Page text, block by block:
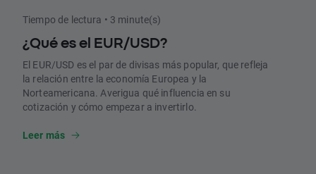
Tiempo de lectura • 3 minute(s)
¿Qué es el EUR/USD?
El EUR/USD es el par de divisas más popular, que refleja
la relación entre la economía Europea y la
Norteamericana. Averigua qué influencia en su
cotización y cómo empezar a invertirlo.
Leer más